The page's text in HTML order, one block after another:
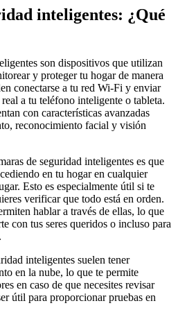
inteligentes: ¿Qué
son dispositivos que utilizan
y proteger tu hogar de manera
conectarse a tu red Wi-Fi y enviar
a tu teléfono inteligente o tableta.
con características avanzadas
reconocimiento facial y visión
de seguridad inteligentes es que
en tu hogar en cualquier
Esto es especialmente útil si te
verificar que todo está en orden.
hablar a través de ellas, lo que
con tus seres queridos o incluso para
inteligentes suelen tener
en la nube, lo que te permite
en caso de que necesites revisar
útil para proporcionar pruebas en